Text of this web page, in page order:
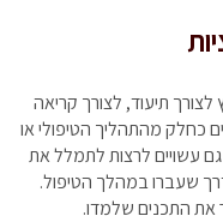
לצורך תיעוד, לצורך קריאה
כחלק מהתהליך הטיפולי או
גם עשויים לרצות לתמלל את
שעברו במהלך הטיפול.
את התכנים שלמדו.